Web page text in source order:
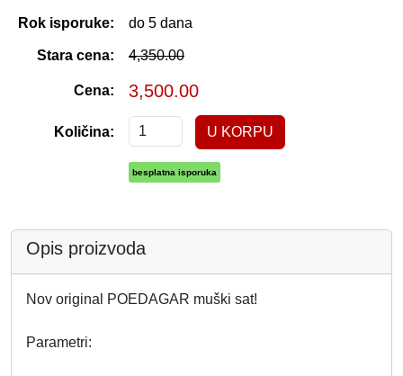
Rok isporuke: do 5 dana
Stara cena: 4,350.00
Cena: 3,500.00
Količina:
besplatna isporuka
Opis proizvoda
Nov original POEDAGAR muški sat!
Parametri: